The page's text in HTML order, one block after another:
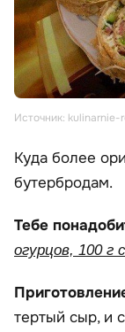
Источник: kulinarnie-
Куда более
бутербродам.
Тебе
огурцов, 100 г
тертый сыр, и